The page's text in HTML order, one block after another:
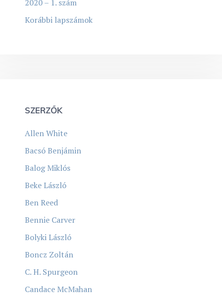
2020 – 1. szám
Korábbi lapszámok
SZERZŐK
Allen White
Bacsó Benjámin
Balog Miklós
Beke László
Ben Reed
Bennie Carver
Bolyki László
Boncz Zoltán
C. H. Spurgeon
Candace McMahan